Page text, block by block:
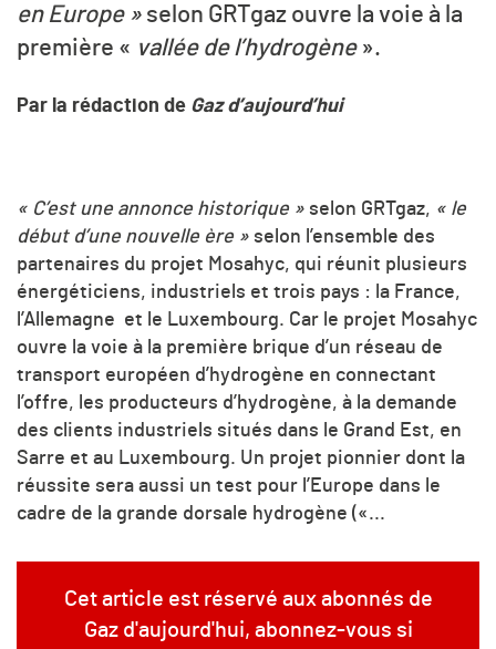
en Europe » selon GRTgaz ouvre la voie à la
première « vallée de l’hydrogène».
Par la rédaction de Gaz d’aujourd’hui
« C’est une annonce historique » selon GRTgaz, « le
début d’une nouvelle ère » selon l’ensemble des
partenaires du projet Mosahyc, qui réunit plusieurs
énergéticiens, industriels et trois pays : la France,
l’Allemagne et le Luxembourg. Car le projet Mosahyc
ouvre la voie à la première brique d’un réseau de
transport européen d’hydrogène en connectant
l’offre, les producteurs d’hydrogène, à la demande
des clients industriels situés dans le Grand Est, en
Sarre et au Luxembourg. Un projet pionnier dont la
réussite sera aussi un test pour l’Europe dans le
cadre de la grande dorsale hydrogène («...
Cet article est réservé aux abonnés de
Gaz d'aujourd'hui, abonnez-vous si